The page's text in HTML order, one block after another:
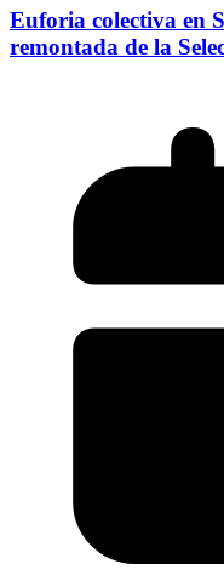
Euforia colectiva en
remontada de la